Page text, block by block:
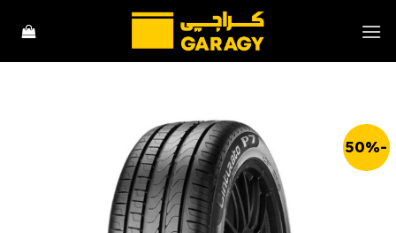
للمحتوى
-50%